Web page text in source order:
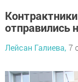
отправились
Лейсан Галиева, 7